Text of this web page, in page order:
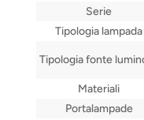
Serie
Tipologia lampada
Tipologia fonte
Materiali
Portalampade